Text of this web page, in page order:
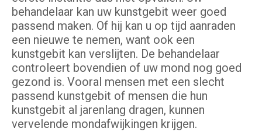
behandelaar kan uw kunstgebit weer goed
passend maken. Of hij kan u op tijd aanraden
een nieuwe te nemen, want ook een
kunstgebit kan verslijten. De behandelaar
controleert bovendien of uw mond nog goed
gezond is. Vooral mensen met een slecht
passend kunstgebit of mensen die hun
kunstgebit al jarenlang dragen, kunnen
vervelende mondafwijkingen krijgen.